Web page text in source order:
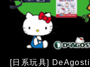
[日系玩具]